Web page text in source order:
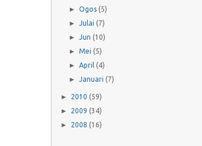
►Ogos (5)
► Julai (7)
► Jun (10)
►Mei (5)
►April (4)
► Januari (7)
► 2010 (59)
► 2009 (34)
► 2008 (16)